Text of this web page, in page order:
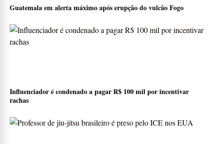
Guatemala em alerta máximo após erupção do vulcão Fogo
Influenciador é condenado a pagar R$ 100 mil por incentivar
rachas